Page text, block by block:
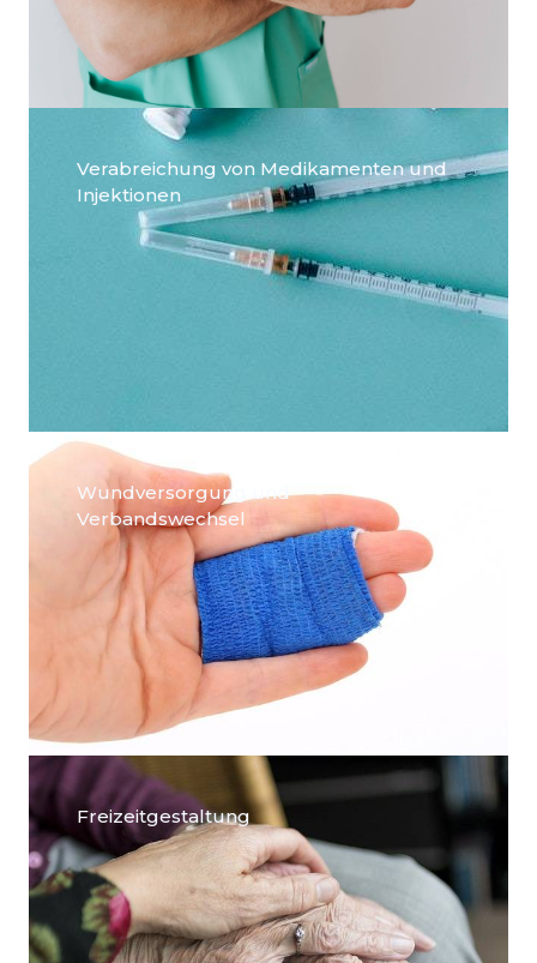
Verabreichung von Medikamenten und
Injektionen
Wundversorgung und
Verbandswechsel
Freizeitgestaltung